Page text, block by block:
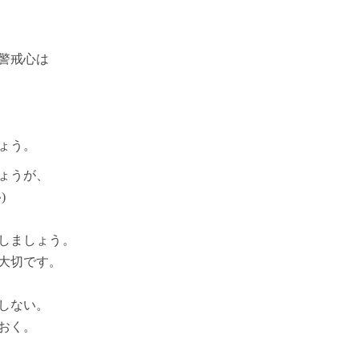
戒心は
う。
うが、
ましょう。
切です。
ない。
く。